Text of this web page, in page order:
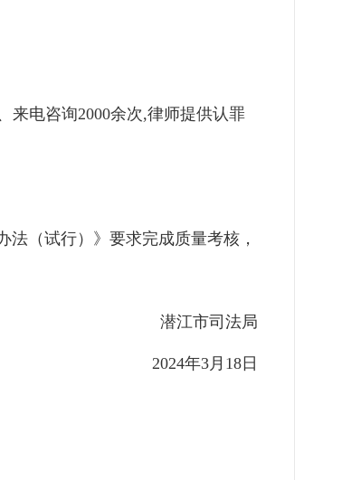
来电咨询2000余次,律师提供认罪
（试行）》要求完成质量考核，
潜江市司法局
2024年3月18日